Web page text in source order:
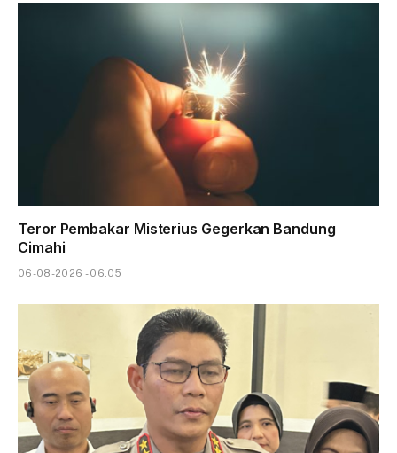
Teror Pembakar Misterius Gegerkan Bandung
Cimahi
06-08-2026 - 06.05